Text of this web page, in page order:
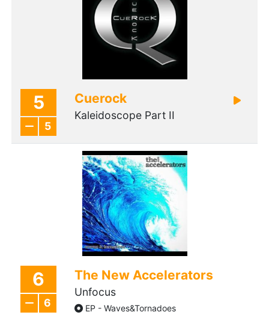
5
5
Cuerock
Kaleidoscope Part II
6
6
The New Accelerators
Unfocus
EP - Waves&Tornadoes